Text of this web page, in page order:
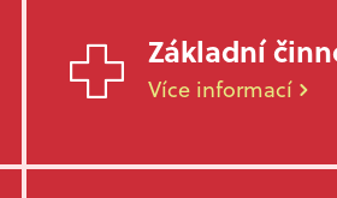
Základní
Více informací